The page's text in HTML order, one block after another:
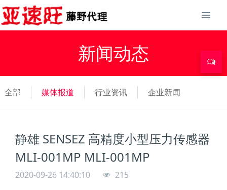
新闻动态
全部 媒体报道 行业资讯 企业新闻
静雄 SENSEZ 高精度小型压力传感器
MLI-001MP MLI-001MP
2020-09-26 14:40:10 215